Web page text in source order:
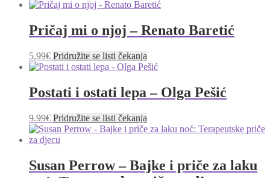
Pričaj mi o njoj – Renato Baretić
5.99€ Pridružite se listi čekanja
Postati i ostati lepa – Olga Pešić
9.99€ Pridružite se listi čekanja
Susan Perrow – Bajke i priče za laku